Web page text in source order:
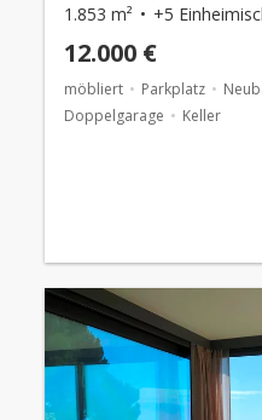
1.853 m² +5
12.000 €
möbliert Parkplatz
Doppelgarage
Keller